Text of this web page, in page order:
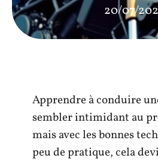
20/07/
Apprendre à conduire
sembler intimidant au
mais avec les bonnes
peu de pratique, cela